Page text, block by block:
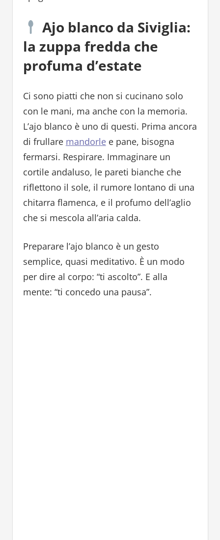
Ajo blanco da Siviglia:
la zuppa fredda che
profuma d’estate
Ci sono piatti che non si cucinano solo
con le mani, ma anche con la memoria.
L’ajo blanco è uno di questi. Prima ancora
di frullare mandorlee pane, bisogna
fermarsi. Respirare. Immaginare un
cortile andaluso, le pareti bianche che
riflettono il sole, il rumore lontano di una
chitarra flamenca, e il profumo dell’aglio
che si mescola all’aria calda.
Preparare l’ajo blanco è un gesto
semplice, quasi meditativo. È un modo
per dire al corpo: “ti ascolto”. E alla
mente: “ti concedo una pausa”.